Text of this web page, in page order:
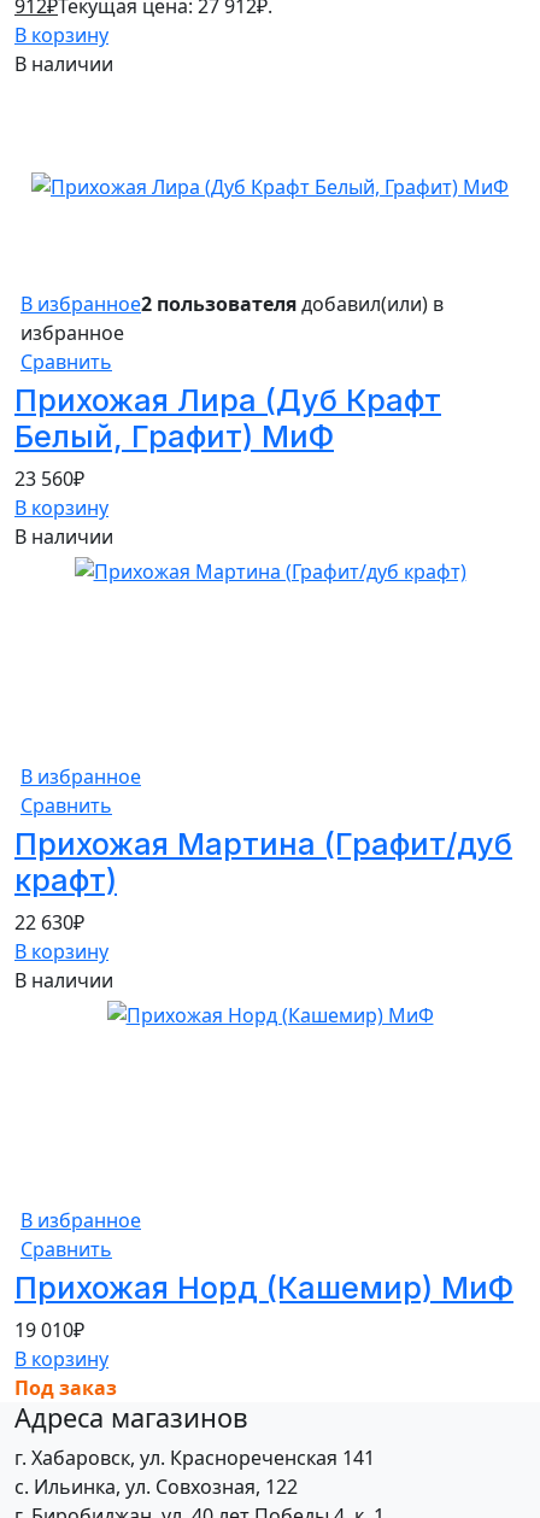
912₽Текущая цена: 27 912₽.
В корзину
В наличии
В избранное2 пользователядобавил(или) в
избранное
Сравнить
Прихожая Лира (Дуб Крафт
Белый, Графит) МиФ
23 560₽
В корзину
В наличии
В избранное
Сравнить
Прихожая Мартина (Графит/дуб
крафт)
22 630₽
В корзину
В наличии
В избранное
Сравнить
Прихожая Норд (Кашемир) МиФ
19 010₽
В корзину
Под заказ
Адреса магазинов
г. Хабаровск, ул. Краснореченская 141
с. Ильинка, ул. Совхозная, 122